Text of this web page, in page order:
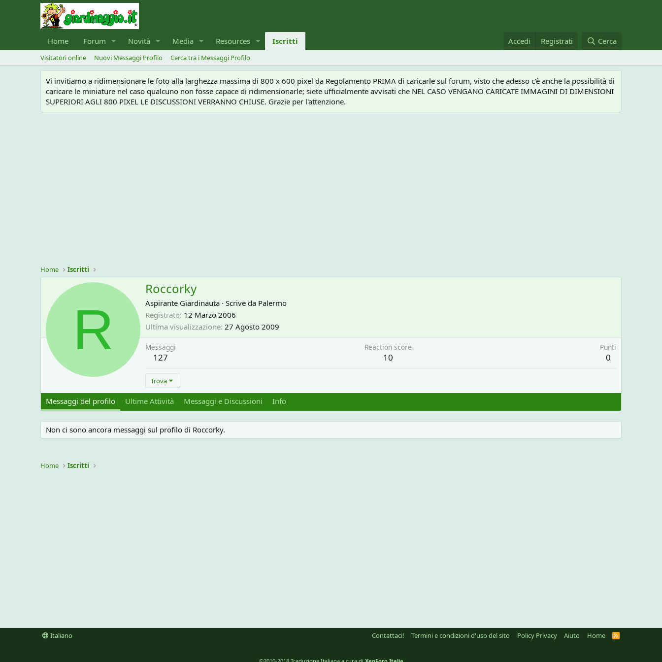
Home Forum Novità Media Resources Iscritti Accedi Registrati Cerca
Visitatori online Nuovi Messaggi Profilo Cerca tra i Messaggi Profilo
Vi invitiamo a ridimensionare le foto alla larghezza massima di 800 x 600 pixel da Regolamento PRIMA di caricarle sul forum, visto che adesso c'è anche la possibilità di
caricare le miniature nel caso qualcuno non fosse capace di ridimensionarle; siete ufficialmente avvisati che NEL CASO VENGANO CARICATE IMMAGINI DI DIMENSIONI
SUPERIORI AGLI 800 PIXEL LE DISCUSSIONI VERRANNO CHIUSE. Grazie per l'attenzione.
Home Iscritti
R
Roccorky
Aspirante Giardinauta · Scrive da Palermo
Registrato 12 Marzo 2006
Ultima visualizzazione 27 Agosto 2009
Messaggi
127
Reaction score
10
Punti
0
Trova
Messaggi del profilo Ultime Attività Messaggi e Discussioni Info
Non ci sono ancora messaggi sul profilo di Roccorky.
Home Iscritti
Italiano Contattaci! Termini e condizioni d'uso del sito Policy Privacy Aiuto Home
R